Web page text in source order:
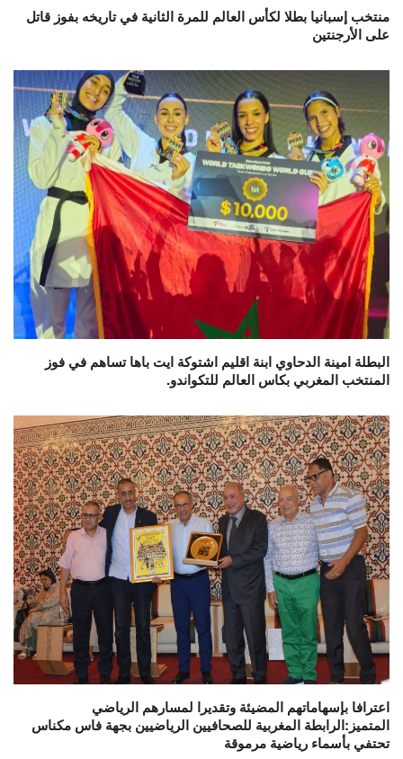
منتخب إسبانيا بطلا لكأس العالم للمرة الثانية في تاريخه بفوز قاتل
على الأرجنتين
البطلة امينة الدحاوي ابنة اقليم اشتوكة ايت باها تساهم في فوز
المنتخب المغربي بكاس العالم للتكواندو.
اعترافا بإسهاماتهم المضيئة وتقديرا لمسارهم الرياضي
المتميز:الرابطة المغربية للصحافيين الرياضيين بجهة فاس مكناس
تحتفي بأسماء رياضية مرموقة